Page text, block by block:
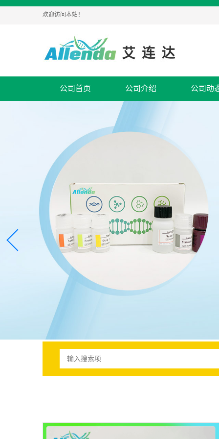
欢迎访问本站！
公司首页 公司介绍 公司动